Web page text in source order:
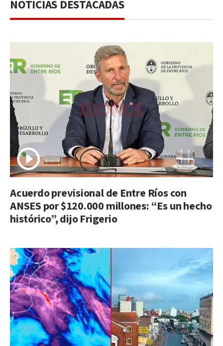
NOTICIAS DESTACADAS
Acuerdo previsional de Entre Ríos con
ANSES por $120.000 millones: “Es un hecho
histórico”, dijo Frigerio